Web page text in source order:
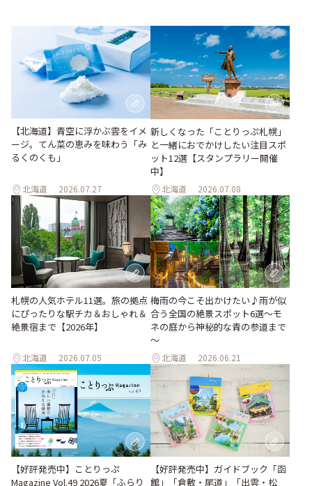
【北海道】青空に浮かぶ雲をイメ
ージ。てん菜の恵みを味わう「み
るくのくも」
北海道 2026.07.27
新しくなった「ことりっぷ札幌」
と一緒におでかけしたい注目スポ
ット12選【スタンプラリー開催
中】
北海道 2026.07.08
札幌の人気ホテル11選。旅の拠点
にぴったりな駅チカ＆おしゃれ＆
絶景宿まで【2026年】
北海道 2026.07.05
梅雨の今こそ出かけたい♪雨が似
合う全国の絶景スポット6選～モ
ネの庭から神秘的な青の参道まで
～
北海道 2026.06.21
【好評発売中】ことりっぷ
Magazine Vol.49 2026夏「ふらり
【好評発売中】ガイドブック「函
館」「倉敷・尾道」「出雲・松